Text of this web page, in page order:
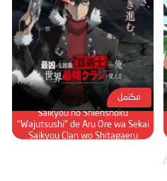
مكتمل
Saikyou no Shienshoku
"Wajutsushi" de Aru Ore wa Sekai
Saikyou Clan wo Shitagaeru